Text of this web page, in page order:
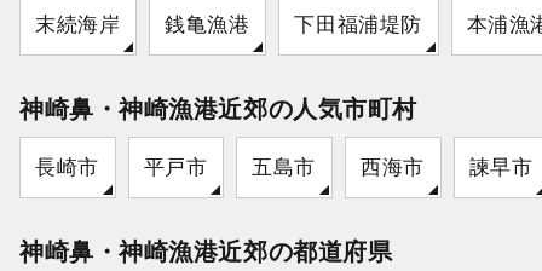
末続海岸 銭亀漁港 下田福浦堤防 本浦漁
神崎鼻・神崎漁港近郊の人気市町村
長崎市 平戸市 五島市 西海市 諫早市
神崎鼻・神崎漁港近郊の都道府県